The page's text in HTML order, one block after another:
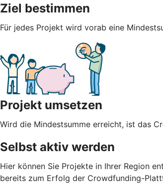
Ziel bestimmen
Für jedes Projekt wird vorab eine
Projekt umsetzen
Wird die Mindestsumme erreicht, ist das
Selbst aktiv werden
Hier können Sie Projekte in Ihrer Region
bereits zum Erfolg der Crowdfunding-